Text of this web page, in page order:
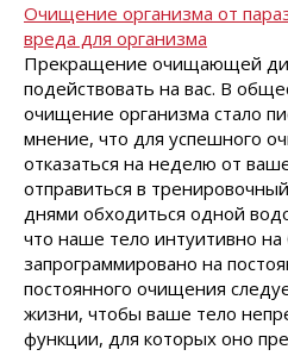
Очищение организма от
вреда для организма
Прекращение очищающей
подействовать на вас. В
очищение организма стало
мнение, что для успешного
отказаться на неделю от
отправиться в
днями обходиться одной
что наше тело интуитивно
запрограммировано на
постоянного очищения
жизни, чтобы ваше тело
функции, для которых оно